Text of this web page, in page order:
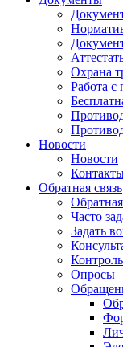
Охрана
Работа
Новости
Новости
Обратная связь
Часто
Задать
Опросы